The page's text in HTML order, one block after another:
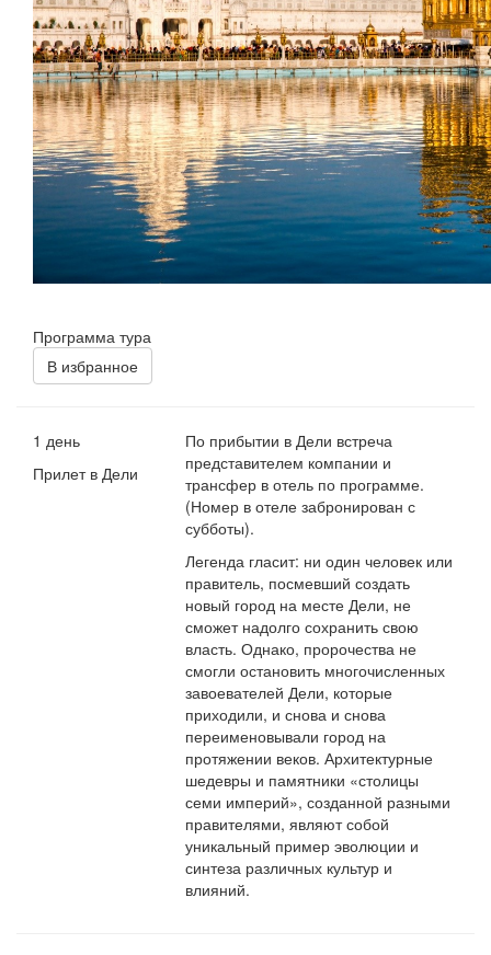
Программа тура
В избранное
1 день
Прилет в Дели
По прибытии в Дели встреча
представителем компании и
трансфер в отель по программе.
(Номер в отеле забронирован с
субботы).
Легенда гласит: ни один человек или
правитель, посмевший создать
новый город на месте Дели, не
сможет надолго сохранить свою
власть. Однако, пророчества не
смогли остановить многочисленных
завоевателей Дели, которые
приходили, и снова и снова
переименовывали город на
протяжении веков. Архитектурные
шедевры и памятники «столицы
семи империй», созданной разными
правителями, являют собой
уникальный пример эволюции и
синтеза различных культур и
влияний.